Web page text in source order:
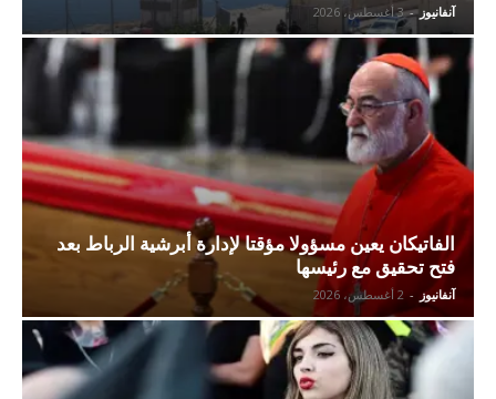
آنفانيوز - 3 أغسطس، 2026
الفاتيكان يعين مسؤولا مؤقتا لإدارة أبرشية الرباط بعد
فتح تحقيق مع رئيسها
آنفانيوز - 2 أغسطس، 2026